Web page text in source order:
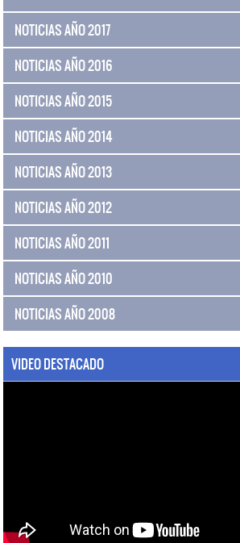
NOTICIAS AÑO 2017
NOTICIAS AÑO 2016
NOTICIAS AÑO 2015
NOTICIAS AÑO 2014
NOTICIAS AÑO 2013
NOTICIAS AÑO 2012
NOTICIAS AÑO 2011
NOTICIAS AÑO 2010
NOTICIAS AÑO 2008
VIDEO DESTACADO